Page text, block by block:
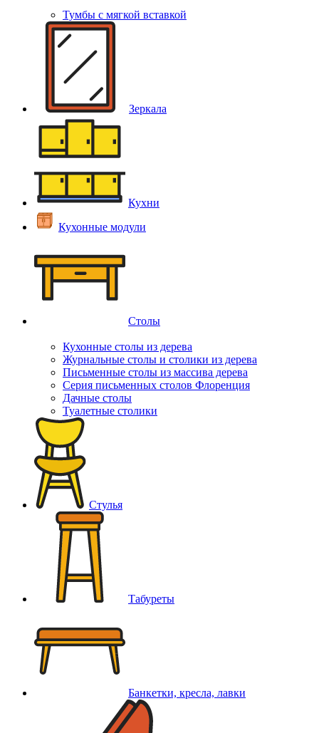
Тумбы с мягкой вставкой
Зеркала
Кухни
Кухонные модули
Столы
Кухонные столы из дерева
Журнальные столы и столики из дерева
Письменные столы из массива дерева
Серия письменных столов Флоренция
Дачные столы
Туалетные столики
Стулья
Табуреты
Банкетки, кресла, лавки